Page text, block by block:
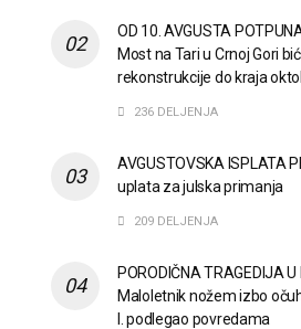
OD 10. AVGUSTA
Most na Tari u Crnoj Gori
rekonstrukcije do kraja
236 DELJENJA
AVGUSTOVSKA ISPLATA
uplata za julska primanja
209 DELJENJA
PORODIČNA TRAGEDIJA
Maloletnik nožem izbo
I. podlegao povredama